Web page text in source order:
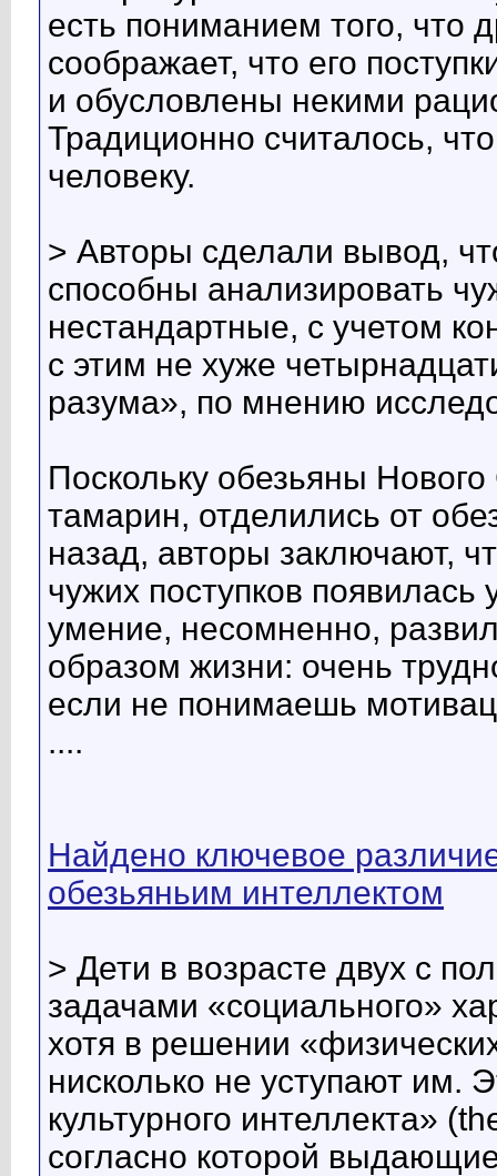
есть пониманием того, что
соображает, что его
и обусловлены некими
Традиционно считалось,
человеку.
> Авторы сделали вывод,
способны анализировать
нестандартные, с учетом
с этим не хуже
разума», по мнению
Поскольку обезьяны
тамарин, отделились от
назад, авторы заключают,
чужих поступков
умение, несомненно,
образом жизни: очень
если не понимаешь
....
Найдено ключевое
обезьяньим интеллектом
> Дети в возрасте двух с
задачами «социального»
хотя в решении
нисколько не уступают им.
культурного интеллекта»
согласно которой